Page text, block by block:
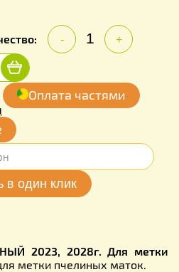
- +
Оплата частями
2023, 2028г. Для метки
метки пчелиных маток.